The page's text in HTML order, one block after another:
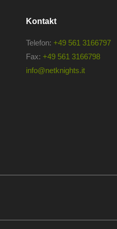
Kontakt
Telefon: +49 561 3166797
Fax: +49 561 3166798
info@netknights.it